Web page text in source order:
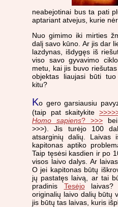
neabejotinai bus ta pati
aptariant atvejus, kurie
Nuo gimimo iki mirties
dalį savo kūno. Ar jis dar
lazdynas, išdygęs iš
viso savo gyvavimo
metu, kai jis buvo
objektas liaujasi būti
kitu?
Ko gero garsiausiu
(taip pat skaitykite
Homo sapiens? >>> bei
>>>). Jis turėjo 100
atsarginių dalių. Laivas
kapitonas aptiko
Taip tęsėsi kasdien ir po
visos laivo dalys. Ar
O jei kapitonas būtų
jų pastatęs laivą, ar tai
pradinis Tesėjolaivas?
originalių laivo dalių būtų
jis būtų tas laivas, kuris